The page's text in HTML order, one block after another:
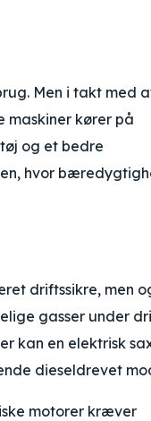
Men i takt med
maskiner kører på
og et bedre
hvor
driftssikre, men
gasser under
kan en elektrisk
dieseldrevet
motorer kræver